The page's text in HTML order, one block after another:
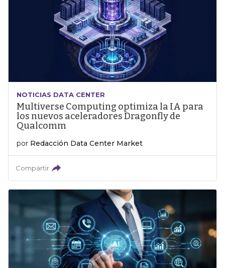
NOTICIAS DATA CENTER
Multiverse Computing optimiza la IA para
los nuevos aceleradores Dragonfly de
Qualcomm
por Redacción Data Center Market
Compartir